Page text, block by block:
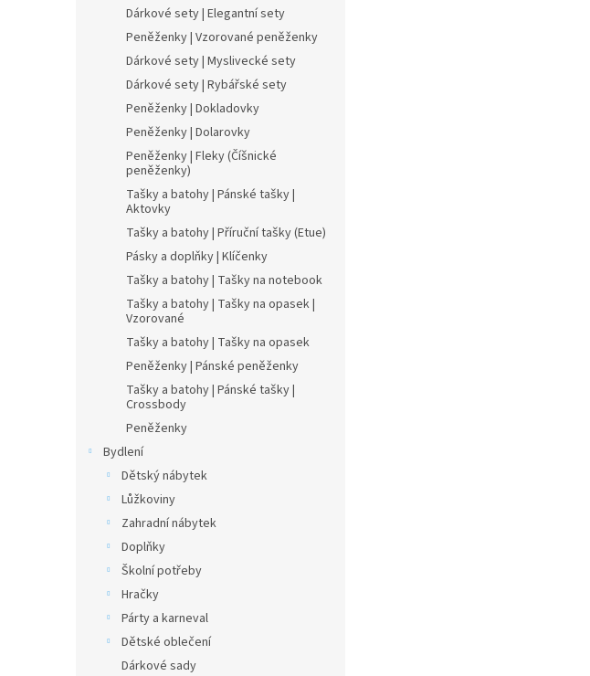
Dárkové sety | Elegantní sety
Peněženky | Vzorované peněženky
Dárkové sety | Myslivecké sety
Dárkové sety | Rybářské sety
Peněženky | Dokladovky
Peněženky | Dolarovky
Peněženky | Fleky (Číšnické
peněženky)
Tašky a batohy | Pánské tašky |
Aktovky
Tašky a batohy | Příruční tašky (Etue)
Pásky a doplňky | Klíčenky
Tašky a batohy | Tašky na notebook
Tašky a batohy | Tašky na opasek |
Vzorované
Tašky a batohy | Tašky na opasek
Peněženky | Pánské peněženky
Tašky a batohy | Pánské tašky |
Crossbody
Peněženky
Bydlení
Dětský nábytek
Lůžkoviny
Zahradní nábytek
Doplňky
Školní potřeby
Hračky
Párty a karneval
Dětské oblečení
Dárkové sady